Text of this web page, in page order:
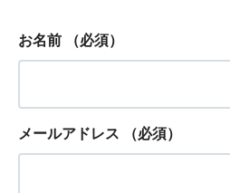
お名前 （必須）
メールアドレス （必須）